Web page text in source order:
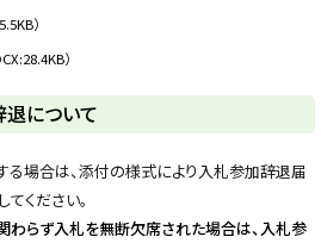
）
）
について
る場合は、添付の様式により入札参加辞退届
ください。
らず入札を無断欠席された場合は、入札参